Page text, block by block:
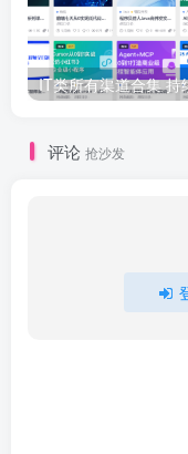
评论 抢沙发